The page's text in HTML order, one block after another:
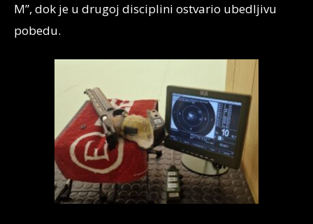
M”, dok je u drugoj disciplini ostvario ubedljivu
pobedu.